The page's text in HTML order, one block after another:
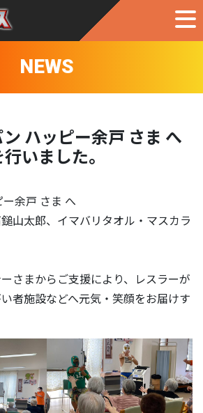
NEWS
ハッピー余戸 さま へ
いました。
余戸 さま へ
山太郎、イマバリタオル・マスカラ
さまからご支援により、レスラーが
者施設などへ元気・笑顔をお届けす